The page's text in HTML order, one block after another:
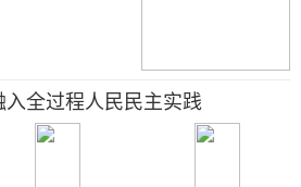
全过程人民民主实践